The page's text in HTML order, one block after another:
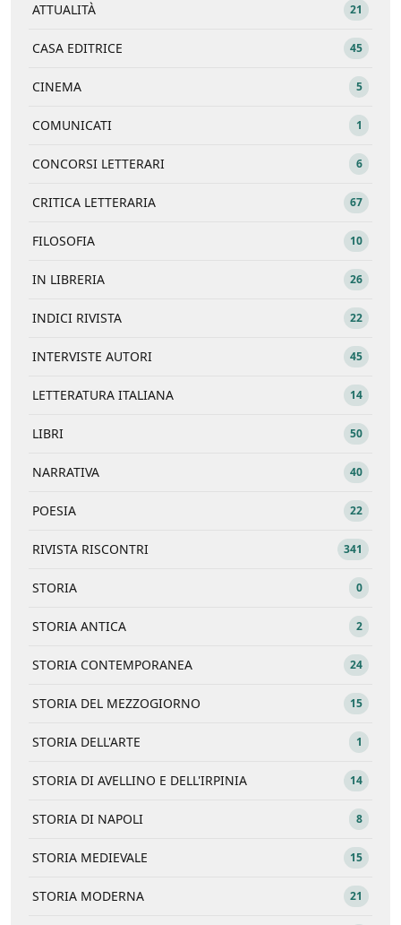
ATTUALITÀ 21
CASA EDITRICE 45
CINEMA 5
COMUNICATI 1
CONCORSI LETTERARI 6
CRITICA LETTERARIA 67
FILOSOFIA 10
IN LIBRERIA 26
INDICI RIVISTA 22
INTERVISTE AUTORI 45
LETTERATURA ITALIANA 14
LIBRI 50
NARRATIVA 40
POESIA 22
RIVISTA RISCONTRI 341
STORIA 0
STORIA ANTICA 2
STORIA CONTEMPORANEA 24
STORIA DEL MEZZOGIORNO 15
STORIA DELL'ARTE 1
STORIA DI AVELLINO E DELL'IRPINIA 14
STORIA DI NAPOLI 8
STORIA MEDIEVALE 15
STORIA MODERNA 21